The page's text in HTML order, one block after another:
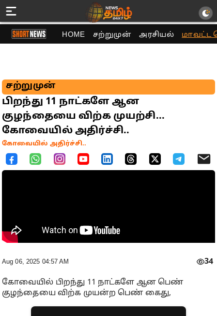
HOME சற்றுமுன் அரசியல் மாவட்ட
சற்றுமுன்
பிறந்து 11 நாட்களே ஆன
குழந்தையை விற்க முயற்சி...
கோவையில் அதிர்ச்சி..
கோவையில் அதிர்ச்சி..
Aug 06, 2025 04:57 AM 34
கோவையில் பிறந்து 11 நாட்களே ஆன பெண்
குழந்தையை விற்க முயன்ற பெண் கைது,